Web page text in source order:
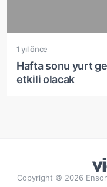
1 yıl önce
Hafta sonu yurt
etkili olacak
Copyright © 2026